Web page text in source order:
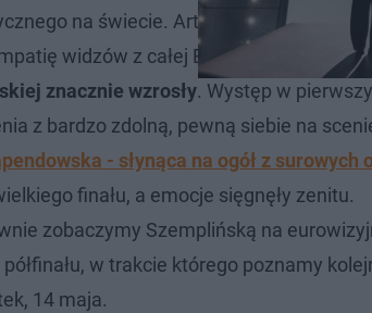
na świecie. Artystka - początkowo
widzów z całej Europy już na etapie
znacznie wzrosły. Występ w
z bardzo zdolną, pewną siebie na
- słynąca na ogół z surowych
finału, a emocje sięgnęły zenitu.
zobaczymy Szemplińską na
w trakcie którego poznamy
14 maja.